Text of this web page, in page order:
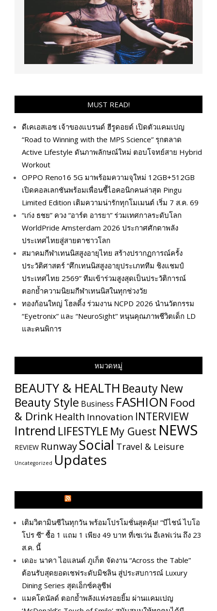
MUST READ!
ดีเคเอสเอช เจ้าของแบรนด์ ฮีรูดอยด์ เปิดตัวแคมเปญ
“Road to Winning with the MPS Science” รุกตลาด
Active Lifestyle ดันภาพลักษณ์ใหม่ ตอบโจทย์สาย Hybrid
Workout
OPPO Reno16 5G มาพร้อมความจุใหม่ 12GB+512GB
เปิดคอลเลกชันพร้อมเพื่อนซี้ไอคอนิกคนล่าสุด Pingu
Limited Edition เติมความน่ารักทุกโมเมนต์ เริ่ม 7 ส.ค. 69
“เก่ง ธชย” ควง “อาร์ต อารยา” ร่วมเทศกาลระดับโลก
WorldPride Amsterdam 2026 ประกาศศักดาพลัง
ประเทศไทยสู่สายตาชาวโลก
สมาคมกีฬาเทนนิสสูงอายุไทย สร้างปรากฏการณ์ครั้ง
ประวัติศาสตร์ “ศึกเทนนิสสูงอายุประเภททีม ชิงแชมป์
ประเทศไทย 2569” ทีมเข้าร่วมสูงสุดเป็นประวัติการณ์
ตอกย้ำความนิยมกีฬาเทนนิสในทุกช่วงวัย
ทองก้อนใหญ่ โฮลดิ้ง ร่วมงาน NCPD 2026 นำนวัตกรรม
“Eyetronix” และ “NeuroSight” หนุนคุณภาพชีวิตเด็ก LD
และคนพิการ
หมวดหมู่
BEAUTY & HEALTH Beauty New
Beauty Style Business FASHION Food
& Drink Health Innovation INTERVIEW
Intrend LIFESTYLE My​ Guest NEWS
REVIEW RunwaySocial Travel & Leisure
Uncategorized Updates
เติมวิตามินซีในทุกวัน พร้อมโปรโมชั่นสุดคุ้ม! “บีไชน์ ไบโอ
โปร ซี” ซื้อ 1 แถม 1 เพียง 49 บาท ที่เซเว่น อีเลฟเว่น ถึง 23
ส.ค. นี้
เดอะ นาคา ไอแลนด์ ภูเก็ต จัดงาน “Across the Table”
ต้อนรับสุดยอดเชฟระดับมิชลิน สู่ประสบการณ์ Luxury
Dining Series สุดเอ็กซ์คลูซีฟ
แมคโดนัลด์ ตอกย้ำพลังแห่งรอยยิ้ม ผ่านแคมเปญ